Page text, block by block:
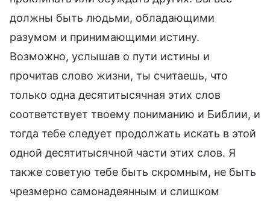
должны быть людьми, обладающими
разумом и принимающими истину.
Возможно, услышав о пути истины и
прочитав слово жизни, ты считаешь, что
только одна десятитысячная этих слов
соответствует твоему пониманию и Библии, и
тогда тебе следует продолжать искать в этой
одной десятитысячной части этих слов. Я
также советую тебе быть скромным, не быть
чрезмерно самонадеянным и слишком